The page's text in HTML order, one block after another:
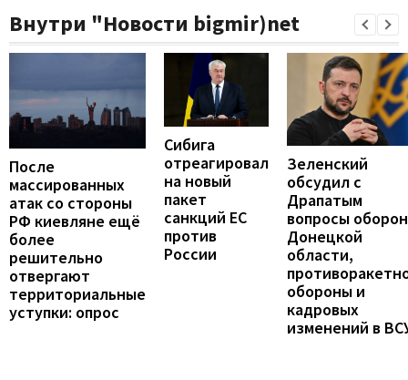
Внутри "Новости bigmir)net
После
массированных
атак со стороны
РФ киевляне ещё
более
решительно
отвергают
территориальные
уступки: опрос
Сибига
отреагировал
на новый
пакет
санкций ЕС
против
России
Зеленский
обсудил с
Драпатым
вопросы
Донецкой
области,
обороны и
кадровых
изменений в